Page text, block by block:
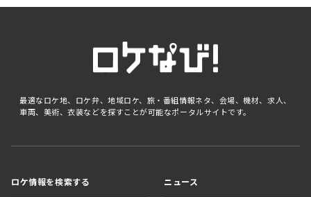
最適なロケ地、ロケ弁、地域ロケ、旅・番組情報ネタ、会場、機材、求人、
車両、美術、衣装などを探すことが可能なポータルサイトです。
ロケ情報を検索する ニュース